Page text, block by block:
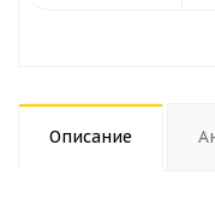
Описание